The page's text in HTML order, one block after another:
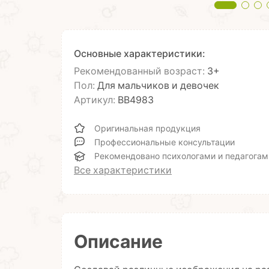
Основные характеристики:
Рекомендованный возраст: 3+
Пол: Для мальчиков и девочек
Артикул: ВВ4983
Оригинальная продукция
Профессиональные консультации
Рекомендовано психологами и
Все характеристики
Описание